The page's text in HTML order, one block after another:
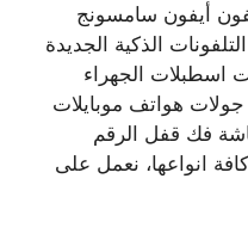
أيفون سامسونج
الذكية الجديدة
اسطبلات الجهراء
هواتف موبايلات
فك قفل الرقم
انواعها، نعمل على